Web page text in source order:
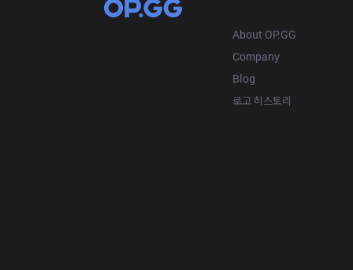
About OP.GG
Company
Blog
로고 히스토리